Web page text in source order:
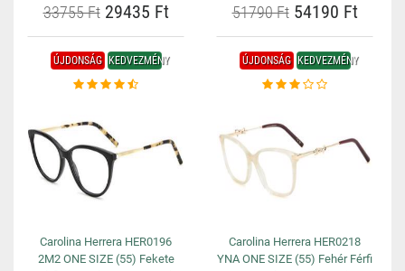
33755 Ft29435 Ft 51790 Ft54190 Ft
ÚJDONSÁG KEDVEZMÉNY
Carolina Herrera HER0196
2M2 ONE SIZE (55) Fekete
ÚJDONSÁG KEDVEZMÉNY
Carolina Herrera HER0218
YNA ONE SIZE (55) Fehér Férfi